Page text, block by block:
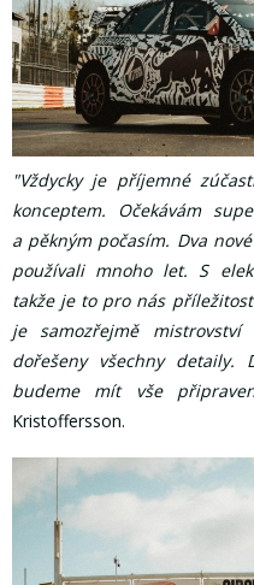
"Vždycky je příjemné
konceptem. Očekávám
a pěkným počasím. Dva
používali mnoho let. S
takže je to pro nás
je samozřejmě
dořešeny všechny
budeme mít vše
Kristoffersson.